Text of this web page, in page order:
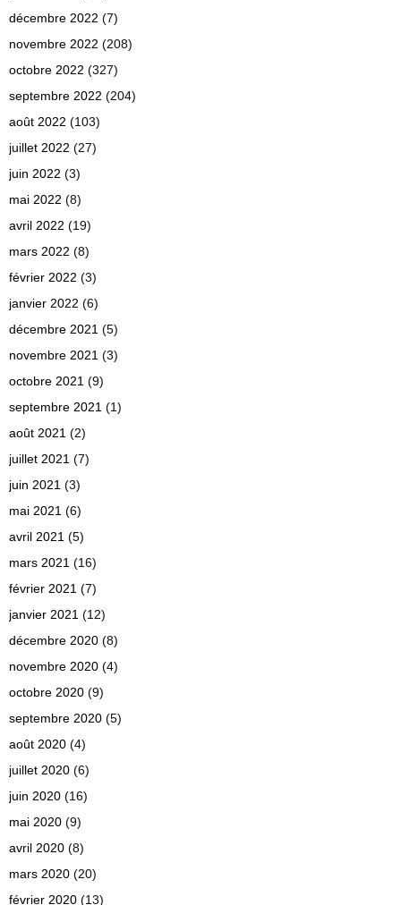
décembre 2022 (7)
novembre 2022 (208)
octobre 2022 (327)
septembre 2022 (204)
août 2022 (103)
juillet 2022 (27)
juin 2022 (3)
mai 2022 (8)
avril 2022 (19)
mars 2022 (8)
février 2022 (3)
janvier 2022 (6)
décembre 2021 (5)
novembre 2021 (3)
octobre 2021 (9)
septembre 2021 (1)
août 2021 (2)
juillet 2021 (7)
juin 2021 (3)
mai 2021 (6)
avril 2021 (5)
mars 2021 (16)
février 2021 (7)
janvier 2021 (12)
décembre 2020 (8)
novembre 2020 (4)
octobre 2020 (9)
septembre 2020 (5)
août 2020 (4)
juillet 2020 (6)
juin 2020 (16)
mai 2020 (9)
avril 2020 (8)
mars 2020 (20)
février 2020 (13)